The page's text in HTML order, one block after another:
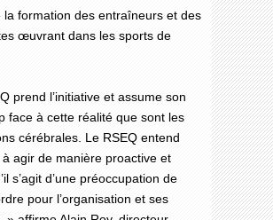
la formation des entraîneurs et des
œuvrant dans les sports de
prend l’initiative et assume son
face à cette réalité que sont les
cérébrales. Le RSEQ entend
agir de manière proactive et
s’agit d’une préoccupation de
pour l’organisation et ses